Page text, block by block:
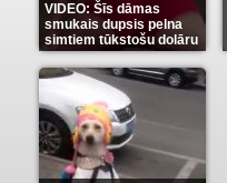
VIDEO: Šīs dāmas
smukais dupsis pelna
simtiem tūkstošu dolāru
(9)